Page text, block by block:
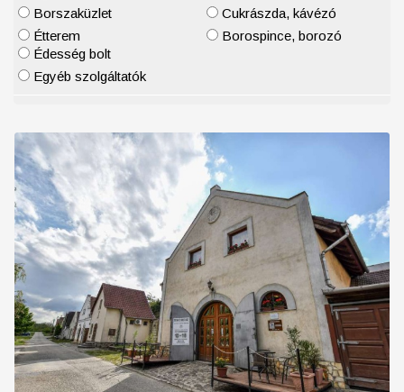
Borszaküzlet
Étterem
Cukrászda, kávézó
Borospince, borozó
Édesség bolt
Egyéb szolgáltatók